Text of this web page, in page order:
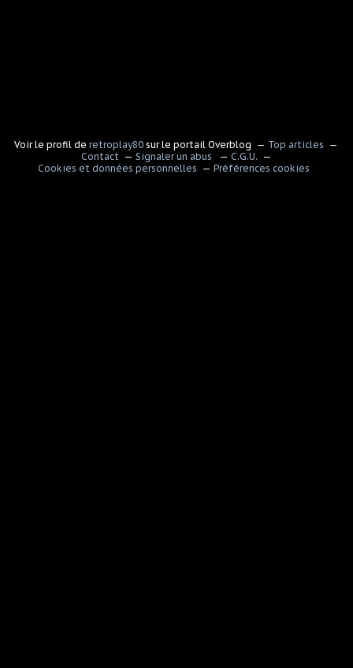
Voir le profil deretroplay80 sur le portail Overblog
Top articles
Contact
Signaler un abus
C.G.U.
Cookies et données personnelles
Préférences cookies